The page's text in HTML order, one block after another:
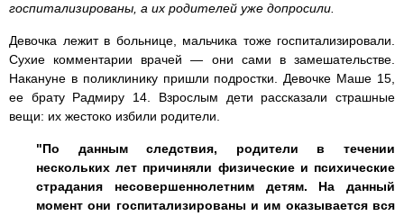
госпитализированы, а их родителей уже допросили.
Девочка лежит в больнице, мальчика тоже госпитализировали.
Сухие комментарии врачей — они сами в замешательстве.
Накануне в поликлинику пришли подростки. Девочке Маше 15,
ее брату Радмиру 14. Взрослым дети рассказали страшные
вещи: их жестоко избили родители.
"По данным следствия, родители в течении
нескольких лет причиняли физические и психические
страдания несовершеннолетним детям. На данный
момент они госпитализированы и им оказывается вся